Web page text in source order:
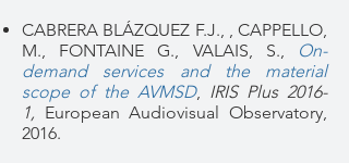
CABRERA BLÁZQUEZ F.J., , CAPPELLO,
M., FONTAINE G., VALAIS, S.,
On-
demand services and the material
scope of the AVMSD, IRIS Plus 2016-
1, European Audiovisual Observatory,
2016.